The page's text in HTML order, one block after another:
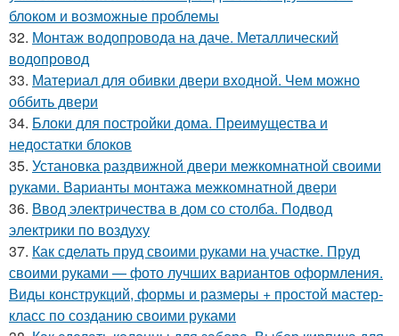
блоком и возможные проблемы
32. Монтаж водопровода на даче. Металлический
водопровод
33. Материал для обивки двери входной. Чем можно
оббить двери
34. Блоки для постройки дома. Преимущества и
недостатки блоков
35. Установка раздвижной двери межкомнатной своими
руками. Варианты монтажа межкомнатной двери
36. Ввод электричества в дом со столба. Подвод
электрики по воздуху
37. Как сделать пруд своими руками на участке. Пруд
своими руками — фото лучших вариантов оформления.
Виды конструкций, формы и размеры + простой мастер-
класс по созданию своими руками